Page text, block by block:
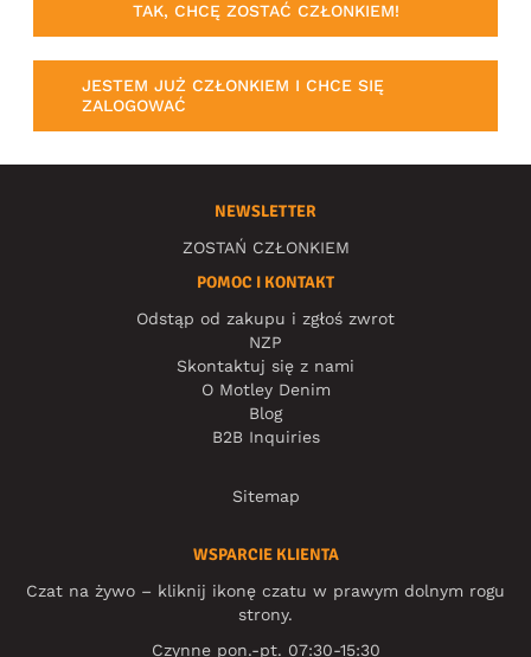
TAK, CHCĘ ZOSTAĆ CZŁONKIEM!
JESTEM JUŻ CZŁONKIEM I CHCE SIĘ
ZALOGOWAĆ
NEWSLETTER
ZOSTAŃ CZŁONKIEM
POMOC I KONTAKT
Odstąp od zakupu i zgłoś zwrot
NZP
Skontaktuj się z nami
O Motley Denim
Blog
B2B Inquiries
Sitemap
WSPARCIE KLIENTA
Czat na żywo – kliknij ikonę czatu w prawym dolnym rogu
strony.
Czynne pon.-pt. 07:30-15:30